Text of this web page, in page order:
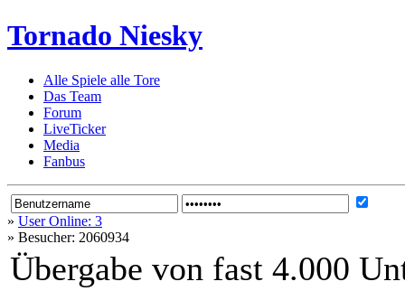
Tornado Niesky
Alle Spiele alle Tore
Das Team
Forum
LiveTicker
Media
Fanbus
» User Online: 3
» Besucher: 2060934
Übergabe von fast 4.000